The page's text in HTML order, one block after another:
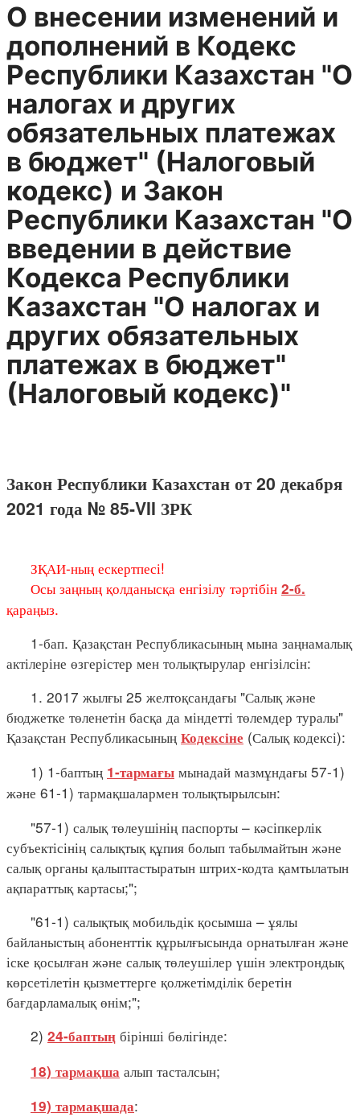
О внесении изменений и
дополнений в Кодекс
Республики Казахстан "О
налогах и других
обязательных платежах
в бюджет" (Налоговый
кодекс) и Закон
Республики Казахстан "О
введении в действие
Кодекса Республики
Казахстан "О налогах и
других обязательных
платежах в бюджет"
(Налоговый кодекс)"
Закон Республики Казахстан от 20 декабря
2021 года № 85-VII ЗРК
ЗҚАИ-ның ескертпесі!
Осы заңның қолданысқа енгізілу тәртібін 2-б.
қараңыз.
1-бап. Қазақстан Республикасының мына заңнамалық
актілеріне өзгерістер мен толықтырулар енгізілсін:
1. 2017 жылғы 25 желтоқсандағы "Салық және
бюджетке төленетін басқа да міндетті төлемдер туралы"
Қазақстан Республикасының Кодексіне (Салық кодексі):
1) 1-баптың 1-тармағы мынадай мазмұндағы 57-1)
және 61-1) тармақшалармен толықтырылсын:
"57-1) салық төлеушінің паспорты – кәсіпкерлік
субъектісінің салықтық құпия болып табылмайтын және
салық органы қалыптастыратын штрих-кодта қамтылатын
ақпараттық картасы;";
"61-1) салықтық мобильдік қосымша – ұялы
байланыстың абоненттік құрылғысында орнатылған және
іске қосылған және салық төлеушілер үшін электрондық
көрсетілетін қызметтерге қолжетімділік беретін
бағдарламалық өнім;";
2) 24-баптың бірінші бөлігінде:
18) тармақша алып тасталсын;
19) тармақшада: